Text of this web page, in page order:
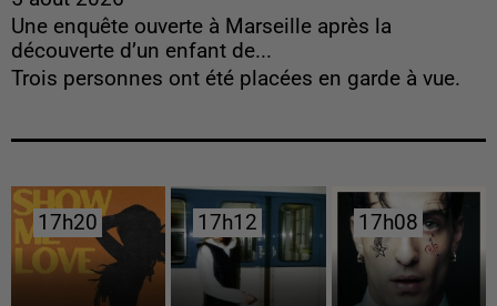
Une enquête ouverte à Marseille après la
découverte d’un enfant de...
Trois personnes ont été placées en garde à vue.
17h20
17h20 17h12
17h12 17h08
17h08